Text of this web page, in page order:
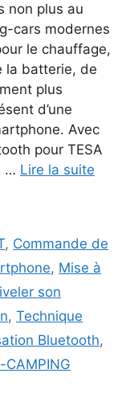
non plus au
cars modernes
le chauffage,
la batterie, de
plus
d’une
Avec
pour TESA
… Lire la suite
, Commande de
, Mise à
son
, Technique
Bluetooth,
CAMPING